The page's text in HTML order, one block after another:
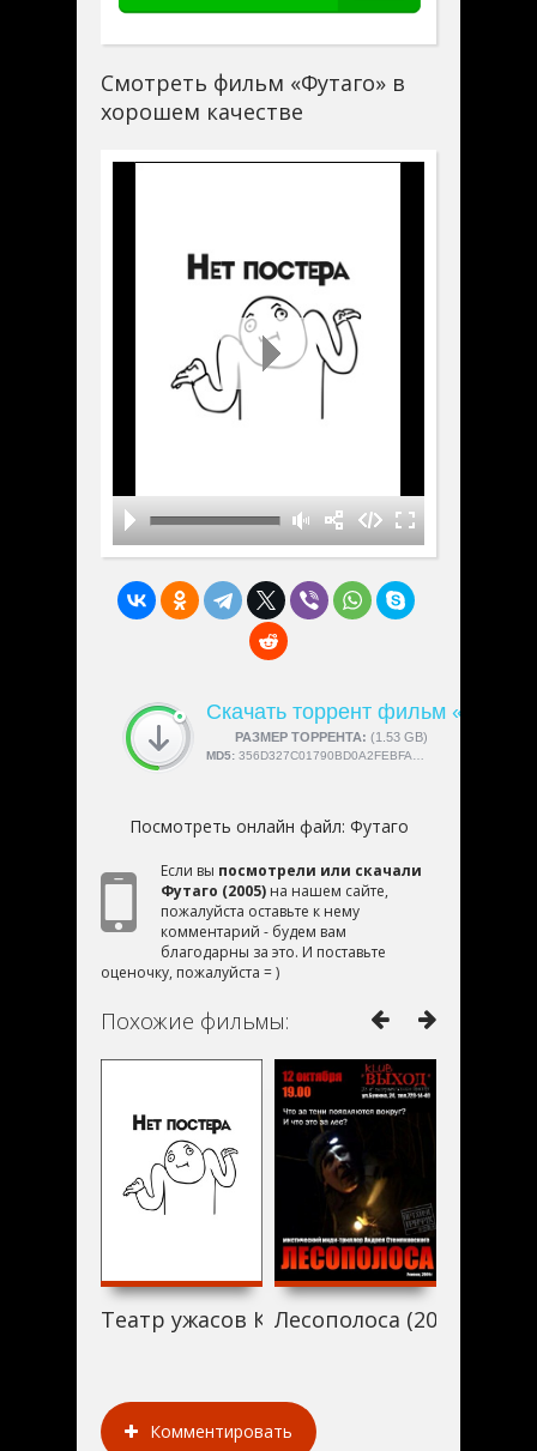
Смотреть фильм «Футаго» в
хорошем качестве
Скачать торрент фильм
РАЗМЕР ТОРРЕНТА: (1.53 GB)
СКАЧАЛИ:4189
MD5: 356D327C01790BD0A2FEBFA649D027D3
Посмотреть онлайн файл: Футаго
Если вы посмотрели или скачали
Футаго (2005) на нашем сайте,
пожалуйста оставьте к нему
комментарий - будем вам
благодарны за это. И поставьте
оценочку, пожалуйста = )
Похожие фильмы:
Театр ужасов Кадзуо Умэдзу: Желание
Лесополоса (2005)
Комментировать